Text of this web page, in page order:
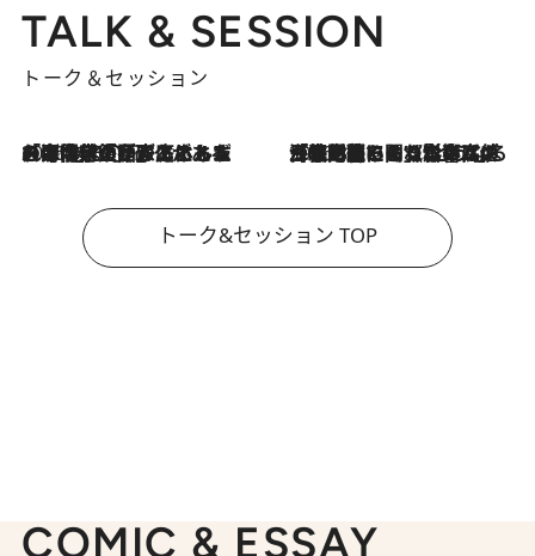
TALK & SESSION
トーク＆セッション
2026.8.3
「今後値上げがあるとすれば…」「リスクがあるのは今年の冬」エネルギー専門家が語る、ホルムズ海峡封鎖が家庭にもたらす“ある心配” 2026.8.3
「住宅建てられない…」「サーチャージ料の高値が続いている」ホルムズ海峡封鎖による影響はいつまで続く？《エネルギー専門家に聞く“どうなる日本の暮らし”》
トーク&セッション TOP
COMIC & ESSAY